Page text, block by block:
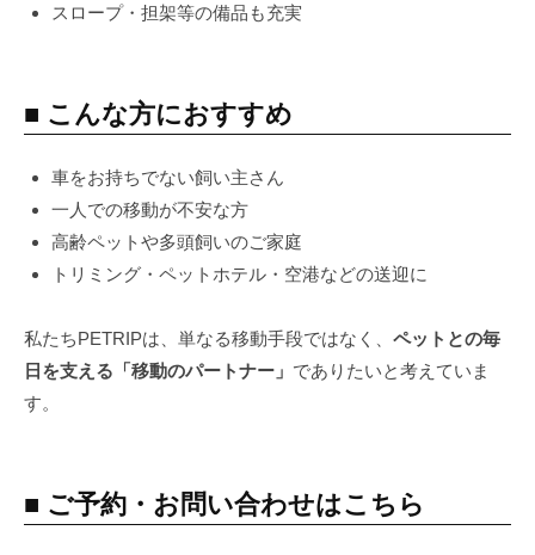
スロープ・担架等の備品も充実
■ こんな方におすすめ
車をお持ちでない飼い主さん
一人での移動が不安な方
高齢ペットや多頭飼いのご家庭
トリミング・ペットホテル・空港などの送迎に
私たちPETRIPは、単なる移動手段ではなく、 ペットとの毎
日を支える「移動のパートナー」 でありたいと考えていま
す。
■ ご予約・お問い合わせはこちら